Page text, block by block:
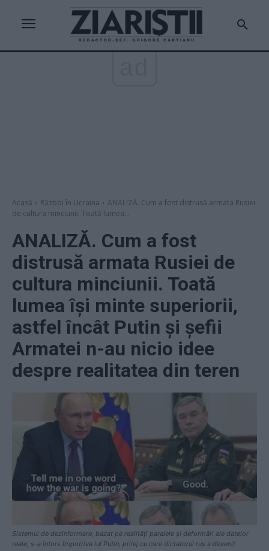
Acasă Război în Ucraina
ANALIZĂ. Cum a fost distrusă armata Rusiei
de cultura minciunii. Toată lumea...
ANALIZĂ. Cum a fost
distrusă armata Rusiei de
cultura minciunii. Toată
lumea își minte superiorii,
astfel încât Putin și șefii
Armatei n-au nicio idee
despre realitatea din teren
Sistemul de dezinformare, bazat pe realități paralele și deformări ale datelor
reale, s-a întors împotriva lui Putin, prilej cu care dictatorul rus a devenit